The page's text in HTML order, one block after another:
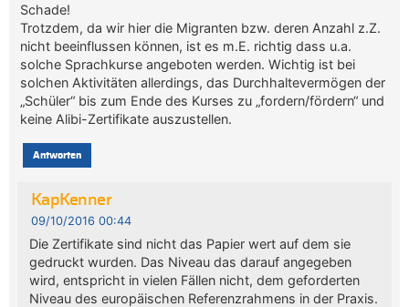
Schade!
Trotzdem, da wir hier die Migranten bzw. deren Anzahl z.Z.
nicht beeinflussen können, ist es m.E. richtig dass u.a.
solche Sprachkurse angeboten werden. Wichtig ist bei
solchen Aktivitäten allerdings, das Durchhaltevermögen der
„Schüler“ bis zum Ende des Kurses zu „fordern/fördern“ und
keine Alibi-Zertifikate auszustellen.
Antworten
KapKenner
09/10/2016 00:44
Die Zertifikate sind nicht das Papier wert auf dem sie
gedruckt wurden. Das Niveau das darauf angegeben
wird, entspricht in vielen Fällen nicht, dem geforderten
Niveau des europäischen Referenzrahmens in der Praxis.